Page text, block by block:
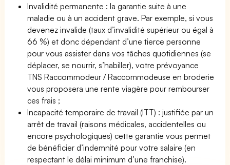
Invalidité permanente : la garantie suite à une
maladie ou à un accident grave. Par exemple, si vous
devenez invalide (taux d’invalidité supérieur ou égal à
66 %) et donc dépendant d’une tierce personne
pour vous assister dans vos tâches quotidiennes (se
déplacer, se nourrir, s’habiller), votre prévoyance
TNS Raccommodeur / Raccommodeuse en broderie
vous proposera une rente viagère pour rembourser
ces frais ;
Incapacité temporaire de travail (ITT) : justifiée par un
arrêt de travail (raisons médicales, accidentelles ou
encore psychologiques) cette garantie vous permet
de bénéficier d’indemnité pour votre salaire (en
respectant le délai minimum d’une franchise).